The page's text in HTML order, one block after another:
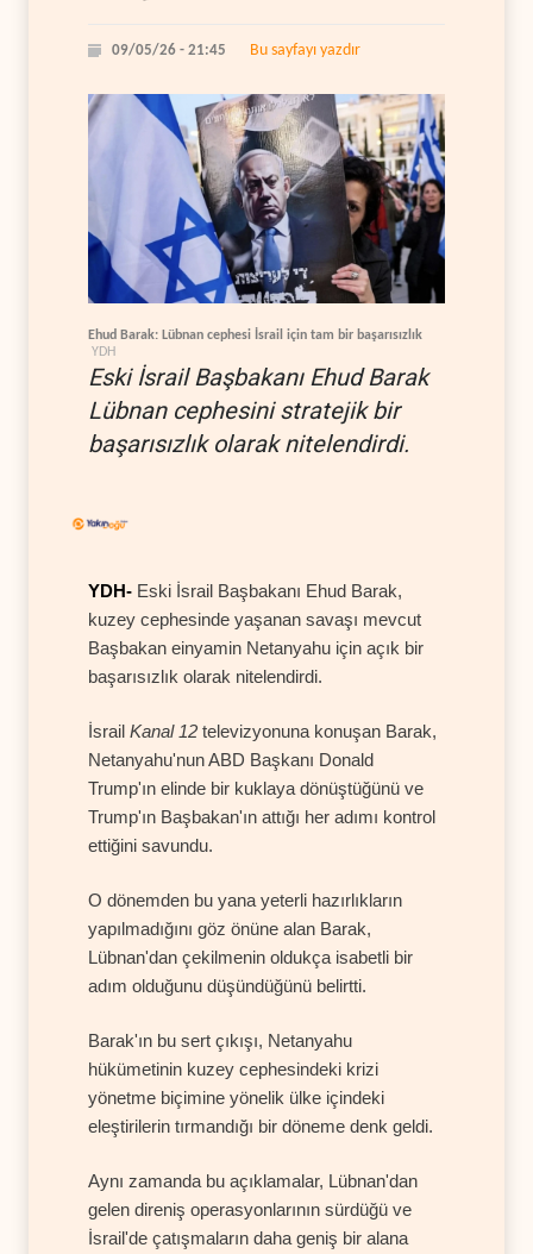
09/05/26 - 21:45 Bu sayfayı yazdır
Ehud Barak: Lübnan cephesi İsrail için tam bir başarısızlık
YDH
Eski İsrail Başbakanı Ehud Barak
Lübnan cephesini stratejik bir
başarısızlık olarak nitelendirdi.
YDH- Eski İsrail Başbakanı Ehud Barak,
kuzey cephesinde yaşanan savaşı mevcut
Başbakan einyamin Netanyahu için açık bir
başarısızlık olarak nitelendirdi.
İsrail Kanal 12 televizyonuna konuşan Barak,
Netanyahu'nun ABD Başkanı Donald
Trump'ın elinde bir kuklaya dönüştüğünü ve
Trump'ın Başbakan'ın attığı her adımı kontrol
ettiğini savundu.
O dönemden bu yana yeterli hazırlıkların
yapılmadığını göz önüne alan Barak,
Lübnan'dan çekilmenin oldukça isabetli bir
adım olduğunu düşündüğünü belirtti.
Barak'ın bu sert çıkışı, Netanyahu
hükümetinin kuzey cephesindeki krizi
yönetme biçimine yönelik ülke içindeki
eleştirilerin tırmandığı bir döneme denk geldi.
Aynı zamanda bu açıklamalar, Lübnan'dan
gelen direniş operasyonlarının sürdüğü ve
İsrail'de çatışmaların daha geniş bir alana